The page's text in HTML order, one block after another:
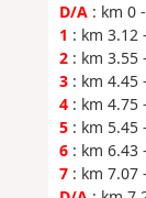
D/A: km 0
1 : km 3.12
2: km 3.55
3: km 4.45
4: km 4.75
5: km 5.45
6: km 6.43
7: km 7.07